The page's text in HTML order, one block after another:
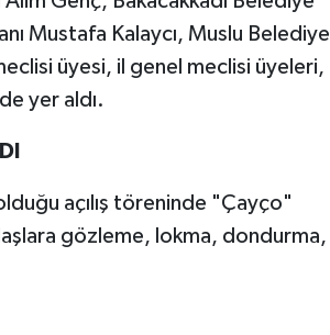
Mustafa Kalaycı, Muslu Belediye
üyesi, il genel meclisi üyeleri,
yer aldı.
açılış töreninde "Çayço"
gözleme, lokma, dondurma,